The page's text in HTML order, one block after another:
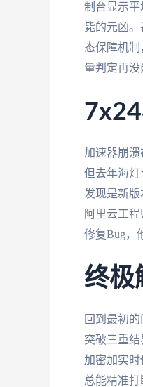
制台显示平
毙的元凶
态保障机
量判定再没
加速器崩
但去年海
发现是新
阿里云工
修复Bug，
终极
回到最初
突破三重
加密加实
总能精准